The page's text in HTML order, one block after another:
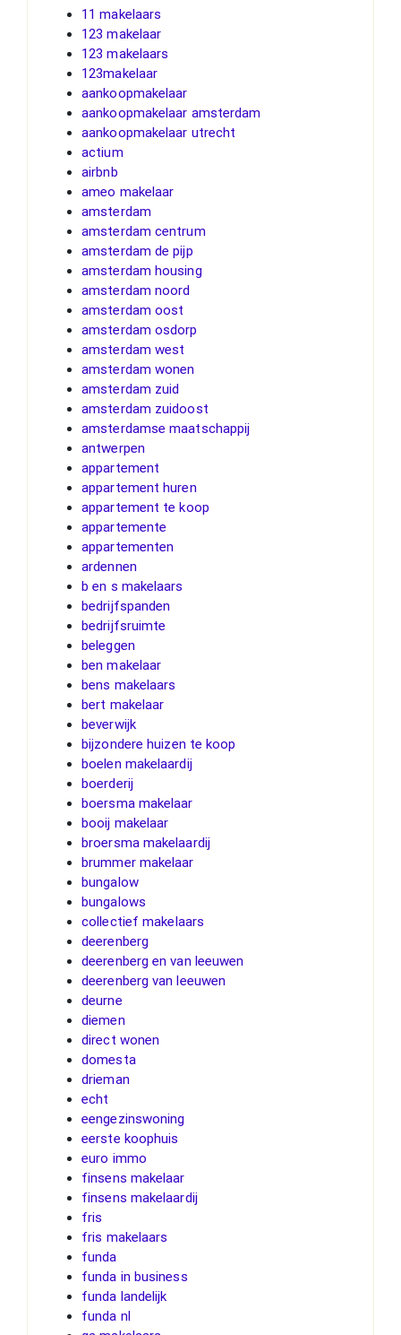
11 makelaars
123 makelaar
123 makelaars
123makelaar
aankoopmakelaar
aankoopmakelaar amsterdam
aankoopmakelaar utrecht
actium
airbnb
ameo makelaar
amsterdam
amsterdam centrum
amsterdam de pijp
amsterdam housing
amsterdam noord
amsterdam oost
amsterdam osdorp
amsterdam west
amsterdam wonen
amsterdam zuid
amsterdam zuidoost
amsterdamse maatschappij
antwerpen
appartement
appartement huren
appartement te koop
appartemente
appartementen
ardennen
b en s makelaars
bedrijfspanden
bedrijfsruimte
beleggen
ben makelaar
bens makelaars
bert makelaar
beverwijk
bijzondere huizen te koop
boelen makelaardij
boerderij
boersma makelaar
booij makelaar
broersma makelaardij
brummer makelaar
bungalow
bungalows
collectief makelaars
deerenberg
deerenberg en van leeuwen
deerenberg van leeuwen
deurne
diemen
direct wonen
domesta
drieman
echt
eengezinswoning
eerste koophuis
euro immo
finsens makelaar
finsens makelaardij
fris
fris makelaars
funda
funda in business
funda landelijk
funda nl